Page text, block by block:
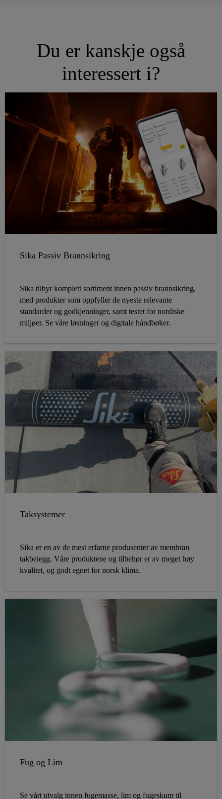
Du er kanskje også
interessert i?
Sika Passiv Brannsikring
Sika tilbyr komplett sortiment innen passiv brannsikring,
med produkter som oppfyller de nyeste relevante
standarder og godkjenninger, samt testet for nordiske
miljøer. Se våre løsninger og digitale håndbøker.
Taksystemer
Sika er en av de mest erfarne produsenter av membran
takbelegg. Våre produktene og tilbehør er av meget høy
kvalitet, og godt egnet for norsk klima.
Fug og Lim
Se vårt utvalg innen fugemasse, lim og fugeskum til